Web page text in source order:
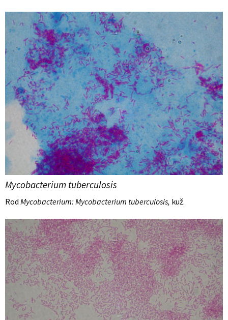
Mycobacterium tuberculosis
Rod Mycobacterium: Mycobacterium tuberculosis, kuž.